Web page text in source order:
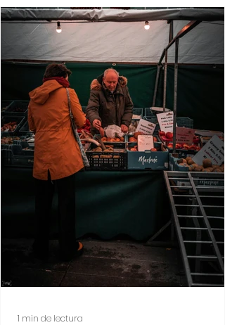
Involucramos a los residentes desde el
principio y supervisamos a nuestros
socios para asegurarnos de que ell
1 min de lectura